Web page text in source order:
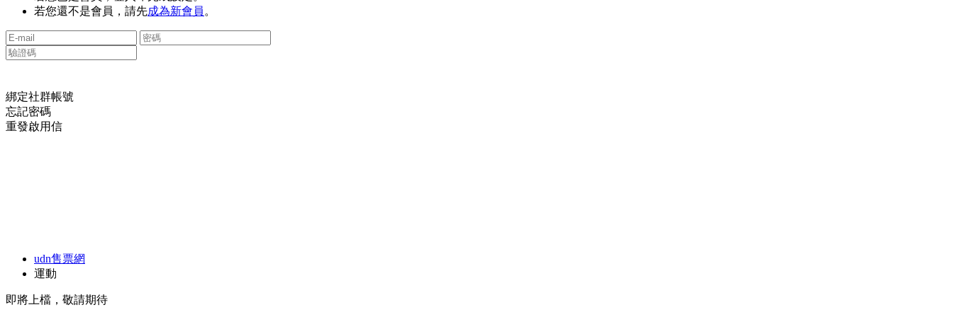
若您還不是會員，請先成為新會員 。
綁定社群帳號
忘記密碼
重發啟用信
udn售票網
運動
即將上檔，敬請期待